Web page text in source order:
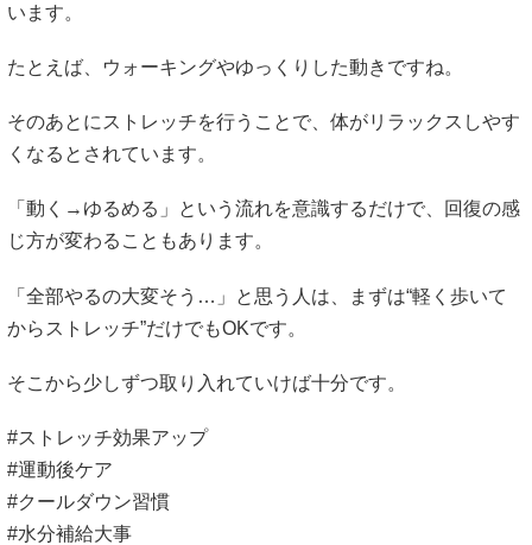
います。
たとえば、ウォーキングやゆっくりした動きですね。
そのあとにストレッチを行うことで、体がリラックスしやす
くなるとされています。
「動く→ゆるめる」という流れを意識するだけで、回復の感
じ方が変わることもあります。
「全部やるの大変そう…」と思う人は、まずは“軽く歩いて
からストレッチ”だけでもOKです。
そこから少しずつ取り入れていけば十分です。
#ストレッチ効果アップ
#運動後ケア
#クールダウン習慣
#水分補給大事